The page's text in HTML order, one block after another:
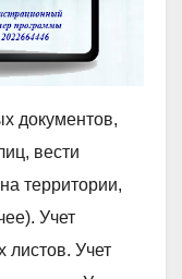
документов,
вести
территории,
Учет
листов. Учет